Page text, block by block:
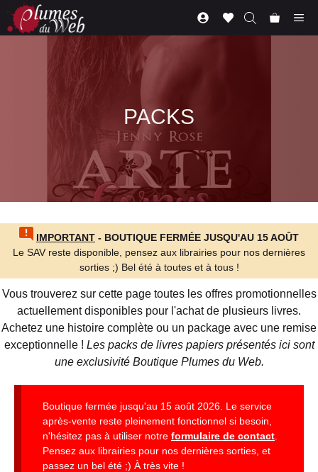
Aller
contenu
PACKS
IMPORTANT - BOUTIQUE FERMÉE JUSQU'AU 15 AOÛT
Le SAV reste disponible, pensez aux librairies pour nos dernières
sorties ;) Bel été à toutes et à tous !
Vous trouverez sur cette page toutes les offres promotionnelles
actuellement disponibles pour l'achat de plusieurs livres.
Achetez une histoire complète ou un package avec une remise
exceptionnelle ! Les packs de livres papiers présentés ici sont
une exclusivité Boutique Plumes du Web.
Boutique fermée jusqu'au 15 août 2026. Le service
après-vente reste pleinement fonctionnel si besoin,
n'hésitez pas à utiliser notre formulaire de contact
Pensez aux librairies pour nos dernières sorties, et
passez un bel été ;) À très vite !